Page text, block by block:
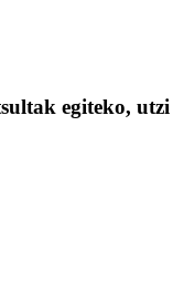
egiteko,